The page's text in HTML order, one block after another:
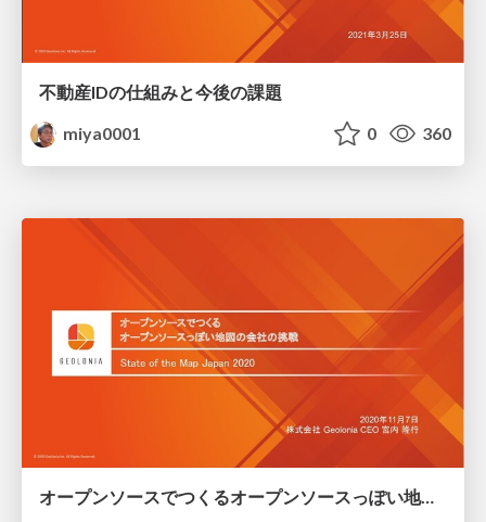
不動産IDの仕組みと今後の課題
miya0001
0 360
オープンソースでつくるオープンソースっぽい地図の会社の挑戦